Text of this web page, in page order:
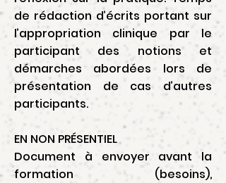
de rédaction d’écrits portant sur
l’appropriation clinique par le
participant des notions et
démarches abordées lors de
présentation de cas d’autres
participants.
EN NON PRÉSENTIEL
Document à envoyer avant la
formation (besoins),